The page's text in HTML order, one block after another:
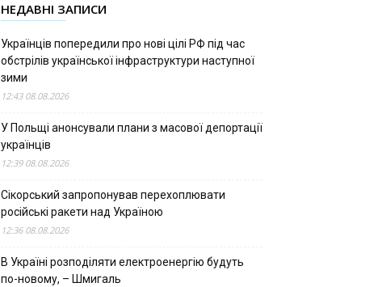
НЕДАВНІ ЗАПИСИ
Українців попередили про нові цілі РФ під час
обстрілів української інфраструктури наступної
зими
12:43 08.08.2026
У Польщі анонсували плани з масової депортації
українців
12:39 08.08.2026
Сікорський запропонував перехоплювати
російські ракети над Україною
12:36 08.08.2026
В Україні розподіляти електроенергію будуть
по-новому, – Шмигаль